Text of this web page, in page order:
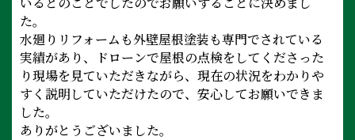
た。
水廻りリフォームも外壁屋根塗装も専門でされている
実績があり、ドローンで屋根の点検をしてくださった
り現場を見ていただきながら、現在の状況をわかりや
すく説明していただけたので、安心してお願いできま
した。
ありがとうございました。